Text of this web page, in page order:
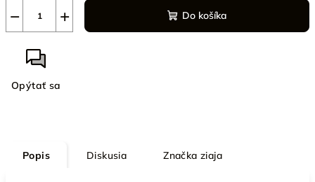
+
− Do košíka
Opýtať sa
Popis Diskusia Značka ziaja